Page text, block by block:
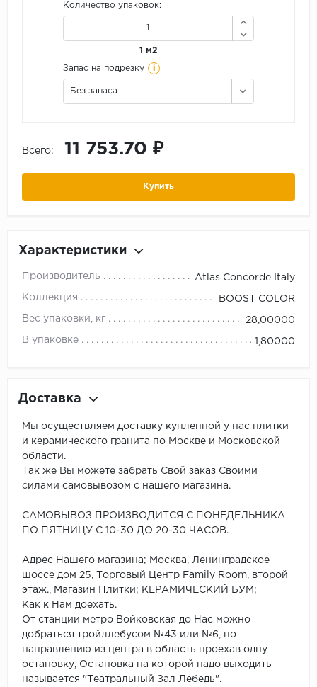
Количество упаковок:
1 м2
Запас на подрезку i
Без запаса
Всего: 11 753.70 ₽
Купить
Характеристики
Производитель Atlas Concorde Italy
Коллекция BOOST COLOR
Вес упаковки, кг 28,00000
В упаковке 1,80000
Доставка
Мы осуществляем доставку купленной у нас плитки
и керамического гранита по Москве и Московской
области.
Так же Вы можете забрать Свой заказ Своими
силами самовывозом с нашего магазина.
САМОВЫВОЗ ПРОИЗВОДИТСЯ С ПОНЕДЕЛЬНИКА
ПО ПЯТНИЦУ С 10-30 ДО 20-30 ЧАСОВ.
Адрес Нашего магазина; Москва, Ленинградское
шоссе дом 25, Торговый Центр Family Room, второй
этаж., Магазин Плитки; КЕРАМИЧЕСКИЙ БУМ;
Как к Нам доехать.
От станции метро Войковская до Нас можно
добраться тройллебусом №43 или №6, по
направлению из центра в область проехав одну
остановку, Остановка на которой надо выходить
называется "Театральный Зал Лебедь".